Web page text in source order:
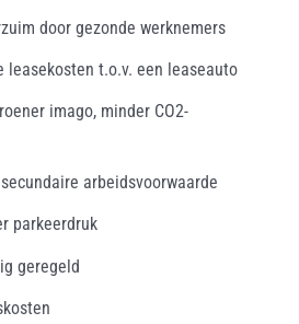
door gezonde werknemers
leasekosten t.o.v. een leaseauto
imago, minder CO2-
arbeidsvoorwaarde
parkeerdruk
geregeld